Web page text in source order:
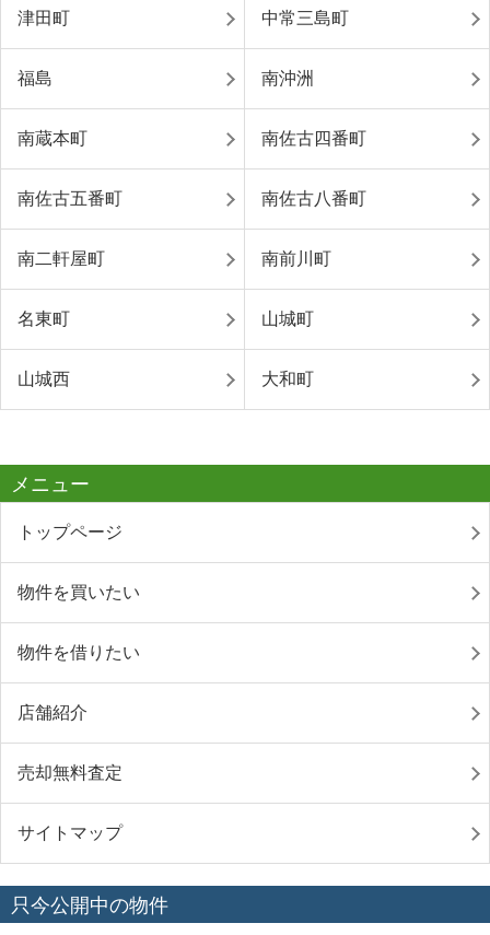
津田町 中常三島町
福島 南沖洲
南蔵本町 南佐古四番町
南佐古五番町 南佐古八番町
南二軒屋町 南前川町
名東町 山城町
山城西 大和町
メニュー
トップページ
物件を買いたい
物件を借りたい
店舗紹介
売却無料査定
サイトマップ
只今公開中の物件